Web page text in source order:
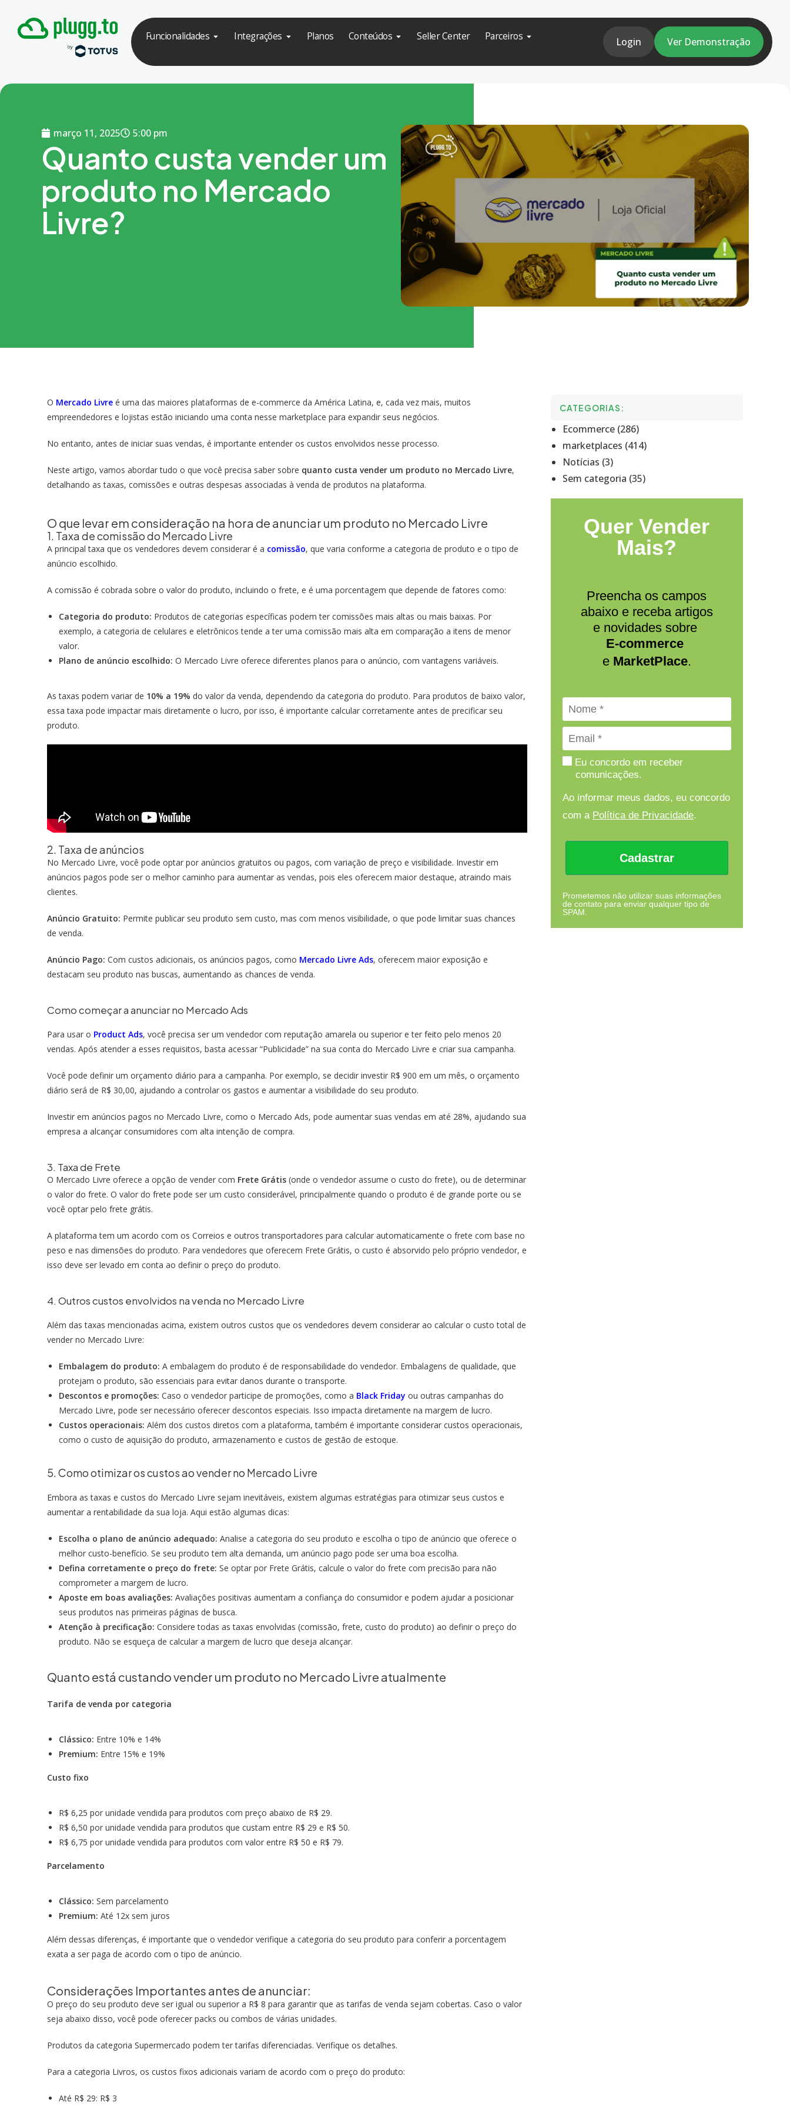
Funcionalidades Integrações Planos Conteúdos Seller Center Parceiros Login Ver Demonstração
março 11, 2025 5:00 pm
Quanto custa vender um
produto no Mercado
Livre?
O Mercado Livre é uma das maiores plataformas de e-commerce da América Latina, e, cada vez mais, muitos
empreendedores e lojistas estão iniciando uma conta nesse marketplace para expandir seus negócios.
No entanto, antes de iniciar suas vendas, é importante entender os custos envolvidos nesse processo.
Neste artigo, vamos abordar tudo o que você precisa saber sobre quanto custa vender um produto no Mercado Livre,
detalhando as taxas, comissões e outras despesas associadas à venda de produtos na plataforma.
O que levar em consideração na hora de anunciar um produto no Mercado Livre
1. Taxa de comissão do Mercado Livre
A principal taxa que os vendedores devem considerar é a comissão, que varia conforme a categoria de produto e o tipo de
anúncio escolhido.
A comissão é cobrada sobre o valor do produto, incluindo o frete, e é uma porcentagem que depende de fatores como:
Categoria do produto: Produtos de categorias específicas podem ter comissões mais altas ou mais baixas. Por
exemplo, a categoria de celulares e eletrônicos tende a ter uma comissão mais alta em comparação a itens de menor
valor.
Plano de anúncio escolhido: O Mercado Livre oferece diferentes planos para o anúncio, com vantagens variáveis.
As taxas podem variar de 10% a 19% do valor da venda, dependendo da categoria do produto. Para produtos de baixo valor,
essa taxa pode impactar mais diretamente o lucro, por isso, é importante calcular corretamente antes de precificar seu
produto.
2. Taxa de anúncios
No Mercado Livre, você pode optar por anúncios gratuitos ou pagos, com variação de preço e visibilidade. Investir em
anúncios pagos pode ser o melhor caminho para aumentar as vendas, pois eles oferecem maior destaque, atraindo mais
clientes.
Anúncio Gratuito: Permite publicar seu produto sem custo, mas com menos visibilidade, o que pode limitar suas chances
de venda.
Anúncio Pago: Com custos adicionais, os anúncios pagos, como Mercado Livre Ads, oferecem maior exposição e
destacam seu produto nas buscas, aumentando as chances de venda.
Como começar a anunciar no Mercado Ads
Para usar o Product Ads, você precisa ser um vendedor com reputação amarela ou superior e ter feito pelo menos 20
vendas. Após atender a esses requisitos, basta acessar “Publicidade” na sua conta do Mercado Livre e criar sua campanha.
Você pode definir um orçamento diário para a campanha. Por exemplo, se decidir investir R$ 900 em um mês, o orçamento
diário será de R$ 30,00, ajudando a controlar os gastos e aumentar a visibilidade do seu produto.
Investir em anúncios pagos no Mercado Livre, como o Mercado Ads, pode aumentar suas vendas em até 28%, ajudando sua
empresa a alcançar consumidores com alta intenção de compra.
3. Taxa de Frete
O Mercado Livre oferece a opção de vender com Frete Grátis (onde o vendedor assume o custo do frete), ou de determinar
o valor do frete. O valor do frete pode ser um custo considerável, principalmente quando o produto é de grande porte ou se
você optar pelo frete grátis.
A plataforma tem um acordo com os Correios e outros transportadores para calcular automaticamente o frete com base no
peso e nas dimensões do produto. Para vendedores que oferecem Frete Grátis, o custo é absorvido pelo próprio vendedor, e
isso deve ser levado em conta ao definir o preço do produto.
4. Outros custos envolvidos na venda no Mercado Livre
Além das taxas mencionadas acima, existem outros custos que os vendedores devem considerar ao calcular o custo total de
vender no Mercado Livre:
Embalagem do produto: A embalagem do produto é de responsabilidade do vendedor. Embalagens de qualidade, que
protejam o produto, são essenciais para evitar danos durante o transporte.
Descontos e promoções: Caso o vendedor participe de promoções, como a Black Friday ou outras campanhas do
Mercado Livre, pode ser necessário oferecer descontos especiais. Isso impacta diretamente na margem de lucro.
Custos operacionais: Além dos custos diretos com a plataforma, também é importante considerar custos operacionais,
como o custo de aquisição do produto, armazenamento e custos de gestão de estoque.
5. Como otimizar os custos ao vender no Mercado Livre
Embora as taxas e custos do Mercado Livre sejam inevitáveis, existem algumas estratégias para otimizar seus custos e
aumentar a rentabilidade da sua loja. Aqui estão algumas dicas:
Escolha o plano de anúncio adequado: Analise a categoria do seu produto e escolha o tipo de anúncio que oferece o
melhor custo-benefício. Se seu produto tem alta demanda, um anúncio pago pode ser uma boa escolha.
Defina corretamente o preço do frete: Se optar por Frete Grátis, calcule o valor do frete com precisão para não
comprometer a margem de lucro.
Aposte em boas avaliações: Avaliações positivas aumentam a confiança do consumidor e podem ajudar a posicionar
seus produtos nas primeiras páginas de busca.
Atenção à precificação: Considere todas as taxas envolvidas (comissão, frete, custo do produto) ao definir o preço do
produto. Não se esqueça de calcular a margem de lucro que deseja alcançar.
Quanto está custando vender um produto no Mercado Livre atualmente
Tarifa de venda por categoria
Clássico: Entre 10% e 14%
Premium: Entre 15% e 19%
Custo fixo
R$ 6,25 por unidade vendida para produtos com preço abaixo de R$ 29.
R$ 6,50 por unidade vendida para produtos que custam entre R$ 29 e R$ 50.
R$ 6,75 por unidade vendida para produtos com valor entre R$ 50 e R$ 79.
Parcelamento
Clássico: Sem parcelamento
Premium: Até 12x sem juros
Além dessas diferenças, é importante que o vendedor verifique a categoria do seu produto para conferir a porcentagem
exata a ser paga de acordo com o tipo de anúncio.
Considerações Importantes antes de anunciar:
O preço do seu produto deve ser igual ou superior a R$ 8 para garantir que as tarifas de venda sejam cobertas. Caso o valor
seja abaixo disso, você pode oferecer packs ou combos de várias unidades.
Produtos da categoria Supermercado podem ter tarifas diferenciadas. Verifique os detalhes.
Para a categoria Livros, os custos fixos adicionais variam de acordo com o preço do produto:
Até R$ 29: R$ 3
CATEGORIAS:
Ecommerce (286)
marketplaces (414)
Notícias (3)
Sem categoria (35)
Quer Vender
Mais?
Preencha os campos
abaixo e receba artigos
e novidades sobre
E-commerce
e MarketPlace.
Eu concordo em receber
comunicações.
Ao informar meus dados, eu concordo
com a Política de Privacidade.
Cadastrar
Prometemos não utilizar suas informações
de contato para enviar qualquer tipo de
SPAM.